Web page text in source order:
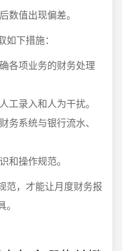
数值出现偏差。
下措施：
各项业务的财务处理
工录入和人为干扰。
务系统与银行流水、
和操作规范。
范，才能让月度财务报